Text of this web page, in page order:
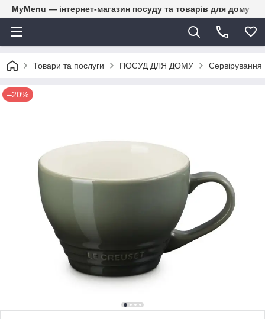
MyMenu — інтернет-магазин посуду та товарів для дому
Товари та послуги ПОСУД ДЛЯ ДОМУ Сервірування
–20%